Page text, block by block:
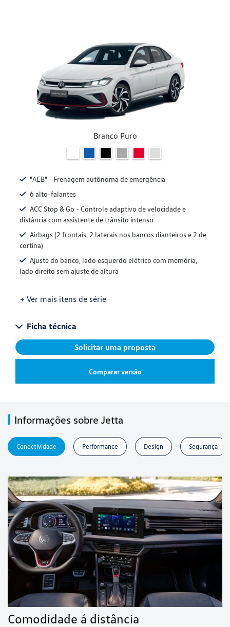
Branco Puro
"AEB" - Frenagem autônoma de emergência
6 alto-falantes
ACC Stop & Go - Controle adaptivo de velocidade e
distância com assistente de trânsito intenso
Airbags (2 frontais, 2 laterais nos bancos dianteiros e 2 de
cortina)
Ajuste do banco, lado esquerdo elétrico com memória,
lado direito sem ajuste de altura
+ Ver mais itens de série
Ficha técnica
Solicitar uma proposta
Comparar versão
Informações sobre Jetta
Conectividade Performance Design Segurança
Comodidade á distância